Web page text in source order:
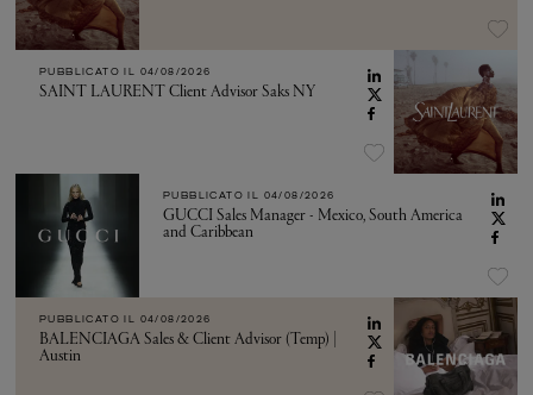
PUBBLICATO IL 04/08/2026
SAINT LAURENT Client Advisor Saks NY
PUBBLICATO IL 04/08/2026
GUCCI Sales Manager - Mexico, South America
and Caribbean
PUBBLICATO IL 04/08/2026
BALENCIAGA Sales & Client Advisor (Temp) |
Austin